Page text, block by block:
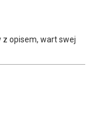
opisem, wart swej